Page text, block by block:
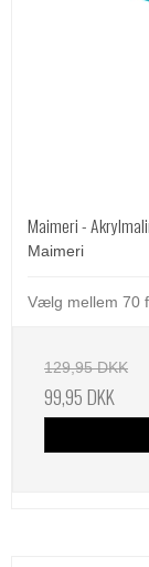
Maimeri -
Maimeri
Vælg mellem 70
129,95 DKK
99,95 DKK